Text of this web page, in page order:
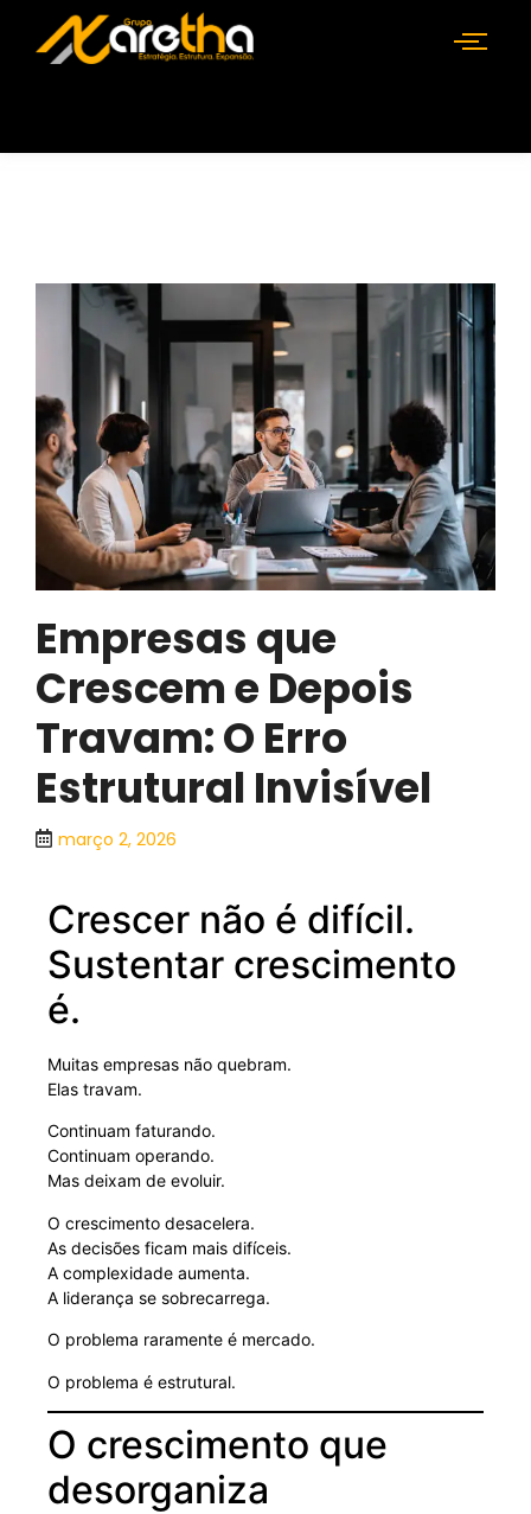
Empresas que
Crescem e Depois
Travam: O Erro
Estrutural Invisível
março 2, 2026
Crescer não é difícil.
Sustentar crescimento
é.
Muitas empresas não quebram.
Elas travam.
Continuam faturando.
Continuam operando.
Mas deixam de evoluir.
O crescimento desacelera.
As decisões ficam mais difíceis.
A complexidade aumenta.
A liderança se sobrecarrega.
O problema raramente é mercado.
O problema é estrutural.
O crescimento que
desorganiza